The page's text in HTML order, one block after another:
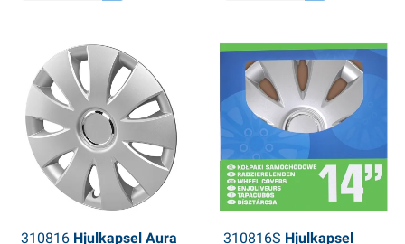
KO artikler
310816Hjulkapsel Aura
310816S Hjulkapsel